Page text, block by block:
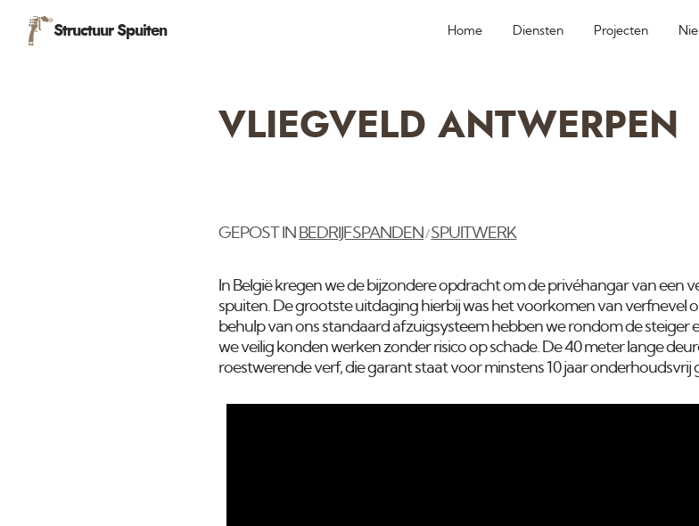
Structuur Spuiten Home Diensten Projecten
VLIEGVELD ANTWERPEN
GEPOST IN BEDRIJFSPANDEN /SPUITWERK
In België kregen we de bijzondere opdracht om de privéhangar van een
spuiten. De grootste uitdaging hierbij was het voorkomen van verfnevel
behulp van ons standaard afzuigsysteem hebben we rondom de
we veilig konden werken zonder risico op schade. De 40 meter lange
roestwerende verf, die garant staat voor minstens 10 jaar onderhoudsvrij